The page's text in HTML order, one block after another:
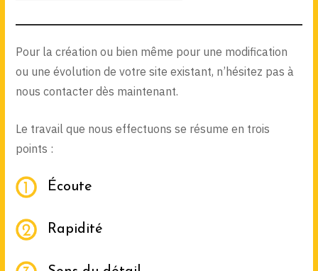
Pour la création ou bien même pour une modification
ou une évolution de votre site existant, n’hésitez pas à
nous contacter dès maintenant.
Le travail que nous effectuons se résume en trois
points :
Écoute
Rapidité